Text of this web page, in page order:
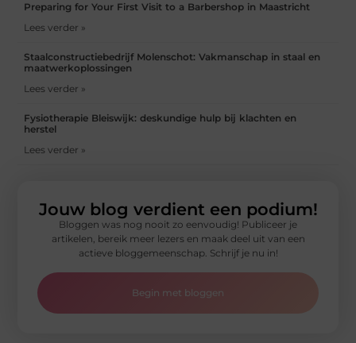
Preparing for Your First Visit to a Barbershop in Maastricht
Lees verder »
Staalconstructiebedrijf Molenschot: Vakmanschap in staal en
maatwerkoplossingen
Lees verder »
Fysiotherapie Bleiswijk: deskundige hulp bij klachten en
herstel
Lees verder »
Jouw blog verdient een podium!
Bloggen was nog nooit zo eenvoudig! Publiceer je
artikelen, bereik meer lezers en maak deel uit van een
actieve bloggemeenschap. Schrijf je nu in!
Begin met bloggen